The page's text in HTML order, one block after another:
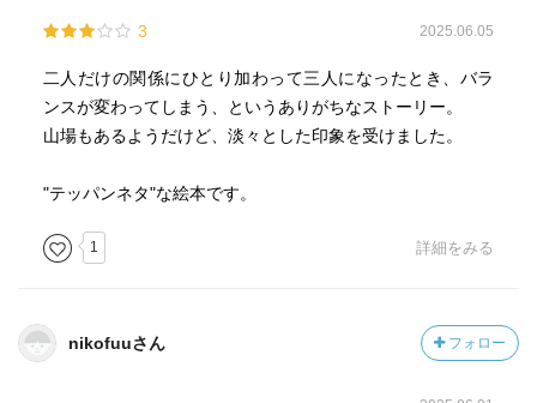
3 2025.06.05
二人だけの関係にひとり加わって三人になったとき、バラ
ンスが変わってしまう、というありがちなストーリー。
山場もあるようだけど、淡々とした印象を受けました。
"テッパンネタ"な絵本です。
1 詳細をみる
nikofuuさん フォロー